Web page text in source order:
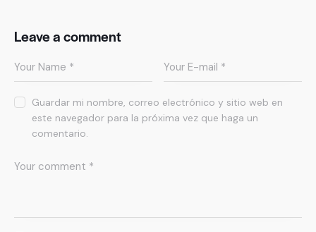
Leave a comment
Guardar mi nombre, correo electrónico y sitio web en
este navegador para la próxima vez que haga un
comentario.